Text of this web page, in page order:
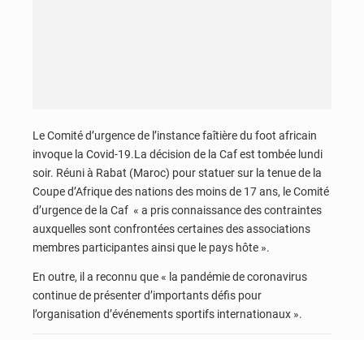
Le Comité d’urgence de l’instance faîtière du foot africain
invoque la Covid-19.La décision de la Caf est tombée lundi
soir. Réuni à Rabat (Maroc) pour statuer sur la tenue de la
Coupe d’Afrique des nations des moins de 17 ans, le Comité
d’urgence de la Caf « a pris connaissance des contraintes
auxquelles sont confrontées certaines des associations
membres participantes ainsi que le pays hôte ».
En outre, il a reconnu que « la pandémie de coronavirus
continue de présenter d’importants défis pour
l’organisation d’événements sportifs internationaux ».